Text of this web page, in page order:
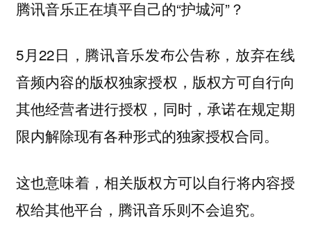
腾讯音乐正在填平自己的“护城河”？
5月22日，腾讯音乐发布公告称，放弃在线
音频内容的版权独家授权，版权方可自行向
其他经营者进行授权，同时，承诺在规定期
限内解除现有各种形式的独家授权合同。
这也意味着，相关版权方可以自行将内容授
权给其他平台，腾讯音乐则不会追究。